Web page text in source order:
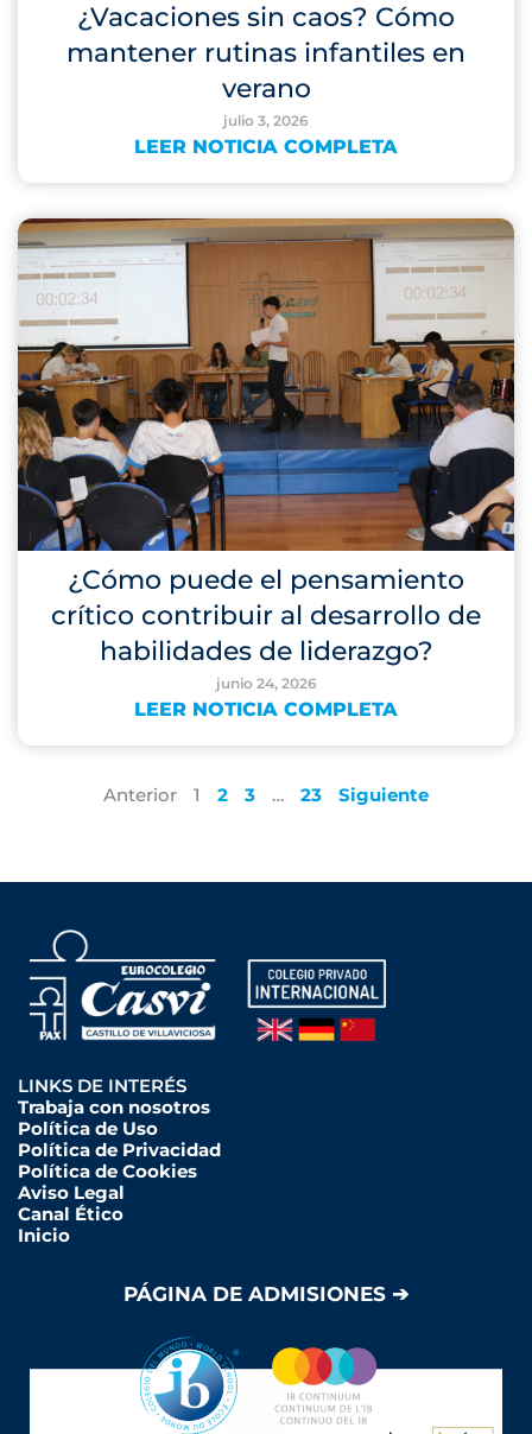
¿Vacaciones sin caos? Cómo
mantener rutinas infantiles en
verano
julio 3, 2026
LEER NOTICIA COMPLETA
¿Cómo puede el pensamiento
crítico contribuir al desarrollo de
habilidades de liderazgo?
junio 24, 2026
LEER NOTICIA COMPLETA
Anterior 1 2 3 … 23 Siguiente
LINKS DE INTERÉS
Trabaja con nosotros
Política de Uso
Política de Privacidad
Política de Cookies
Aviso Legal
Canal Ético
Inicio
PÁGINA DE ADMISIONES ➔